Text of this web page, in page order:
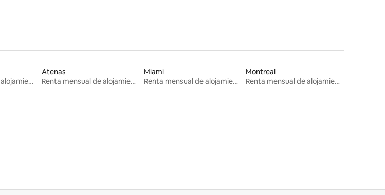
Renta mensual de alojamientos
Atenas
Renta mensual de alojamientos
Miami
Renta mensual de alojamientos
Montreal
Renta mensual de alojamientos